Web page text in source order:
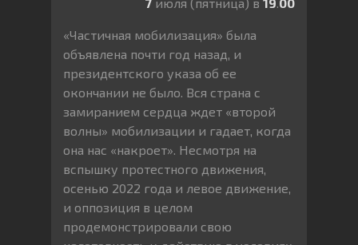
«Частичная мобилизация» была
объявлена почти год назад, и
президентского указа об ее
окончании не было. Вся страна с
замиранием сердца ждет «второй
волны» мобилизации и гадает, когда
она нас «накроет». Несмотря на
вспышку протестного движения,
осенью 2022 года и левое движение,
и оппозиция в целом
продемонстрировали свою